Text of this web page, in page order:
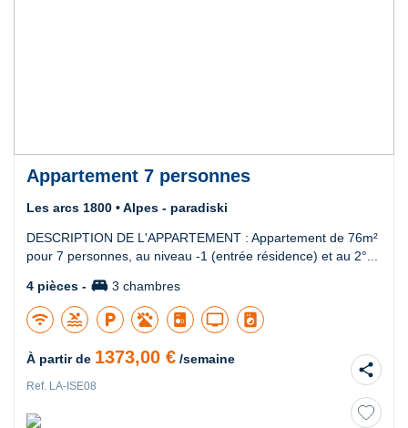
Appartement 7 personnes
Les arcs 1800 • Alpes - paradiski
DESCRIPTION DE L'APPARTEMENT : Appartement de 76m²
pour 7 personnes, au niveau -1 (entrée résidence) et au 2°...
4 pièces - king_bed 3 chambres
wifi pool local_parking tv local_laundry_service
À partir de 1373,00 € /semaine
Ref. LA-ISE08
share